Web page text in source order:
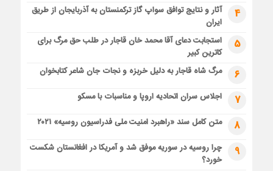
4
آثار و نتایج توافق سواپ گاز ترکمنستان به آذربایجان از طریق
ایران
5
استجابت دعای آقا محمد خان قاجار در طلب حق مرگ برای
کاترین کبیر
6 مرگ شاه قاجار به دلیل خربزه و نجات جان شاعر کتابخوان
7 اجلاس سران اتحادیه اروپا و مناسبات با مسکو
8 متن کامل سند «راهبرد امنیت ملی فدراسیون روسیه» ۲۰۲۱
9
چرا روسیه در سوریه موفق شد و آمریکا در افغانستان شکست
خورد؟